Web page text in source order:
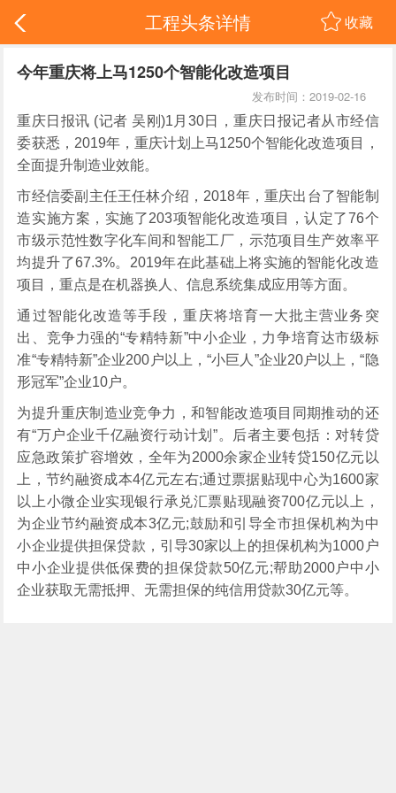
工程头条详情 收藏
今年重庆将上马1250个智能化改造项目
发布时间：2019-02-16
重庆日报讯 (记者 吴刚)1月30日，重庆日报记者从市经信
委获悉，2019年，重庆计划上马1250个智能化改造项目，
全面提升制造业效能。
市经信委副主任王任林介绍，2018年，重庆出台了智能制
造实施方案，实施了203项智能化改造项目，认定了76个
市级示范性数字化车间和智能工厂，示范项目生产效率平
均提升了67.3%。2019年在此基础上将实施的智能化改造
项目，重点是在机器换人、信息系统集成应用等方面。
通过智能化改造等手段，重庆将培育一大批主营业务突
出、竞争力强的“专精特新”中小企业，力争培育达市级标
准“专精特新”企业200户以上，“小巨人”企业20户以上，“隐
形冠军”企业10户。
为提升重庆制造业竞争力，和智能改造项目同期推动的还
有“万户企业千亿融资行动计划”。后者主要包括：对转贷
应急政策扩容增效，全年为2000余家企业转贷150亿元以
上，节约融资成本4亿元左右;通过票据贴现中心为1600家
以上小微企业实现银行承兑汇票贴现融资700亿元以上，
为企业节约融资成本3亿元;鼓励和引导全市担保机构为中
小企业提供担保贷款，引导30家以上的担保机构为1000户
中小企业提供低保费的担保贷款50亿元;帮助2000户中小
企业获取无需抵押、无需担保的纯信用贷款30亿元等。